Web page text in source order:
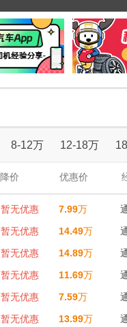
8-12万 12-18万
降价 优惠价
暂无优惠 7.99万
暂无优惠 14.49万
暂无优惠 14.89万
暂无优惠 11.69万
暂无优惠 7.59万
暂无优惠 13.99万